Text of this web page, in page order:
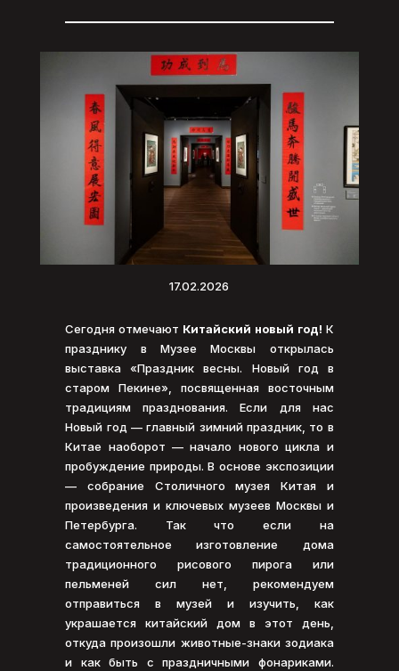
17.02.2026
Сегодня отмечают Китайский новый год! К
празднику в Музее Москвы открылась
выставка «Праздник весны. Новый год в
старом Пекине», посвященная восточным
традициям празднования. Если для нас
Новый год — главный зимний праздник, то в
Китае наоборот — начало нового цикла и
пробуждение природы. В основе экспозиции
— собрание Столичного музея Китая и
произведения и ключевых музеев Москвы и
Петербурга. Так что если на
самостоятельное изготовление дома
традиционного рисового пирога или
пельменей сил нет, рекомендуем
отправиться в музей и изучить, как
украшается китайский дом в этот день,
откуда произошли животные-знаки зодиака
и как быть с праздничными фонариками.